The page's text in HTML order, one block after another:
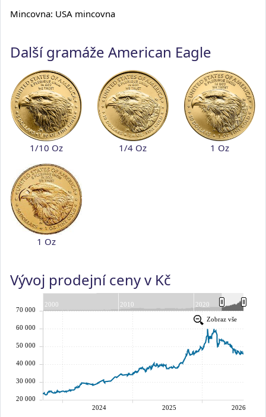
Mincovna: USA mincovna
Další gramáže American Eagle
1/10 Oz 1/4 Oz 1 Oz
1 Oz
Vývoj prodejní ceny v Kč